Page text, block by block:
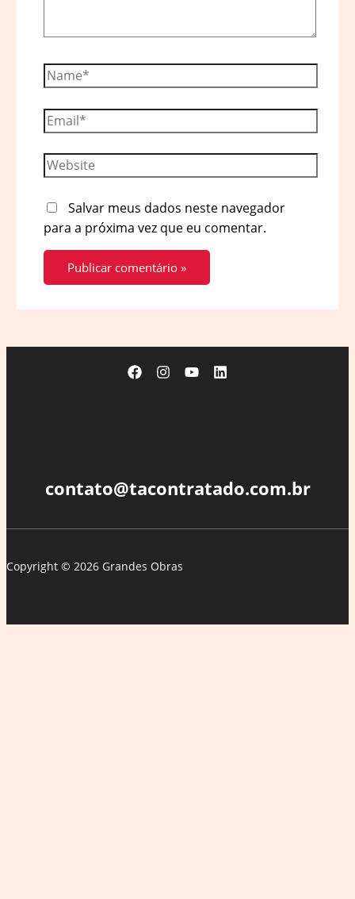
Name*
Email*
Website
Salvar meus dados neste navegador
para a próxima vez que eu comentar.
contato@tacontratado.com.br
Copyright © 2026 Grandes Obras